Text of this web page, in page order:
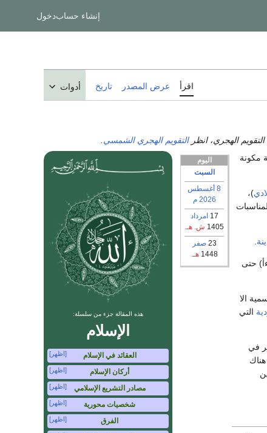
إنشاء حسابدخول
اقرأ عرض المصدر تاريخ أدوات
الهجري، انظرالتقويم الهجري الشمسي
اليوم
السبت
8 أغسطس
2026 م
17 امرداد
1405 ش. هـ.
23 صفر
1448 هـ.
هذه المقالة جزء من سلسلة:
الإسلام
العقائد في الإسلام [اظهر]
أركان الإسلام [اظهر]
مصادر التشريع الإسلامي [اظهر]
شخصيات محورية [اظهر]
الفرق [اظهر]
مكونة
)،
تمتد هذه السنة من يوم 3 نوفمبر 2013 (مساءأ) حتى
الا
التي
354.367056 يوم، الشهر في
أن هناك